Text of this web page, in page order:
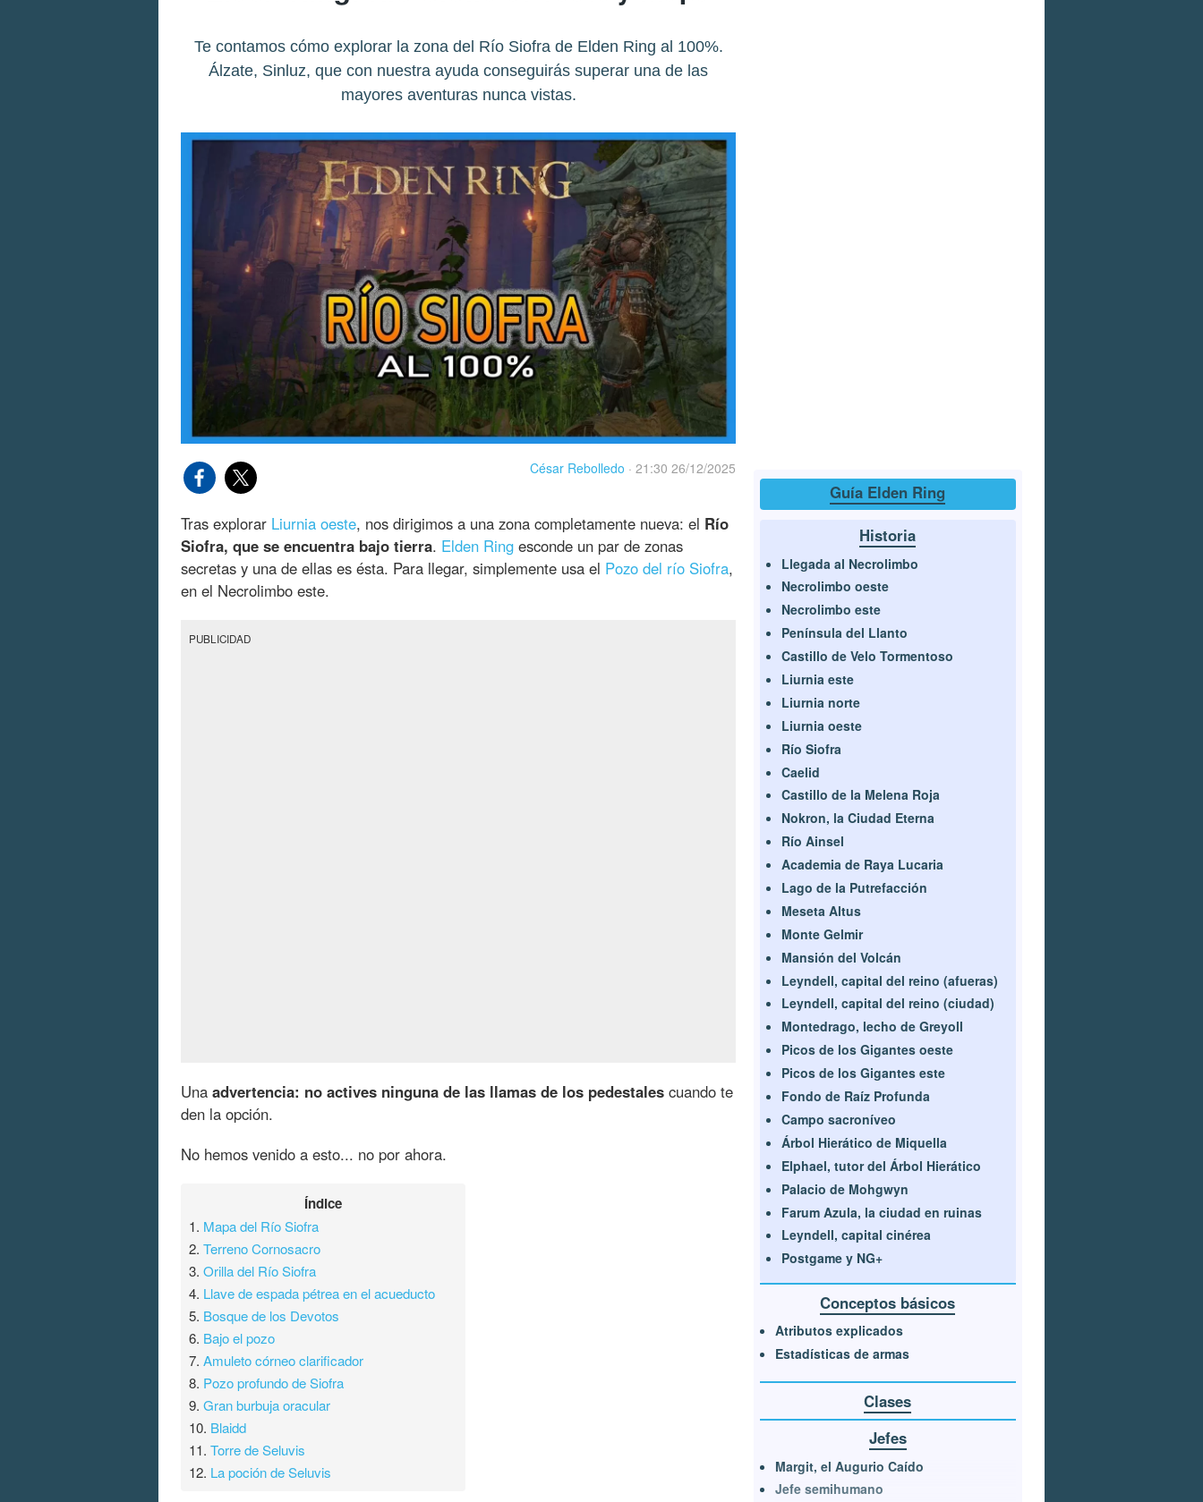
Te contamos cómo explorar la zona del Río Siofra de Elden Ring al 100%.
Álzate, Sinluz, que con nuestra ayuda conseguirás superar una de las
mayores aventuras nunca vistas.
César Rebolledo · 21:30 26/12/2025
Tras explorar Liurnia oeste, nos dirigimos a una zona completamente nueva: el Río
Siofra, que se encuentra bajo tierra. Elden Ring esconde un par de zonas
secretas y una de ellas es ésta. Para llegar, simplemente usa el Pozo del río Siofra,
en el Necrolimbo este.
PUBLICIDAD
Una advertencia: no actives ninguna de las llamas de los pedestales cuando te
den la opción.
No hemos venido a esto... no por ahora.
Índice
1. Mapa del Río Siofra
2.Terreno Cornosacro
3.Orilla del Río Siofra
4. Llave de espada pétrea en el acueducto
5. Bosque de los Devotos
6. Bajo el pozo
7.Amuleto córneo clarificador
8. Pozo profundo de Siofra
9.Gran burbuja oracular
10. Blaidd
11.Torre de Seluvis
12. La poción de Seluvis
Guía Elden Ring
Historia
Llegada al Necrolimbo
Necrolimbo oeste
Necrolimbo este
Península del Llanto
Castillo de Velo Tormentoso
Liurnia este
Liurnia norte
Liurnia oeste
Río Siofra
Caelid
Castillo de la Melena Roja
Nokron, la Ciudad Eterna
Río Ainsel
Academia de Raya Lucaria
Lago de la Putrefacción
Meseta Altus
Monte Gelmir
Mansión del Volcán
Leyndell, capital del reino (afueras)
Leyndell, capital del reino (ciudad)
Montedrago, lecho de Greyoll
Picos de los Gigantes oeste
Picos de los Gigantes este
Fondo de Raíz Profunda
Campo sacroníveo
Árbol Hierático de Miquella
Elphael, tutor del Árbol Hierático
Palacio de Mohgwyn
Farum Azula, la ciudad en ruinas
Leyndell, capital cinérea
Postgame y NG+
Conceptos básicos
Atributos explicados
Estadísticas de armas
Clases
Jefes
Margit, el Augurio Caído
Jefe semihumano